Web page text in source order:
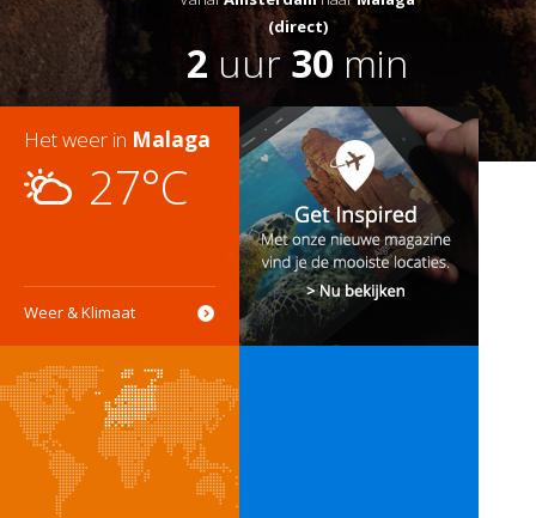
(direct)
2 uur30 min
Het weer in Malaga
27°C
Weer & Klimaat